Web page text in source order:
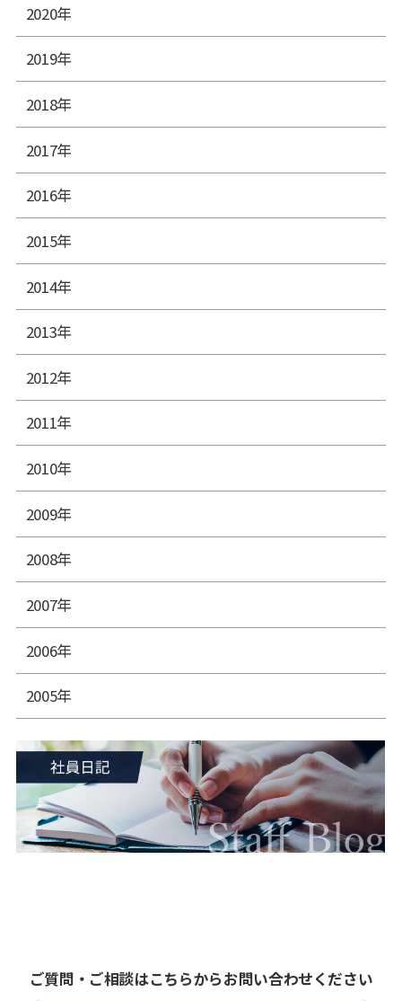
2020年
2019年
2018年
2017年
2016年
2015年
2014年
2013年
2012年
2011年
2010年
2009年
2008年
2007年
2006年
2005年
ご質問・ご相談はこちらからお問い合わせください